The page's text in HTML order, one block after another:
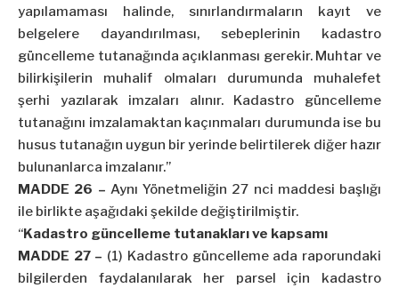
yapılamaması halinde, sınırlandırmaların kayıt ve
belgelere dayandırılması, sebeplerinin kadastro
güncelleme tutanağında açıklanması gerekir. Muhtar ve
bilirkişilerin muhalif olmaları durumunda muhalefet
şerhi yazılarak imzaları alınır. Kadastro güncelleme
tutanağını imzalamaktan kaçınmaları durumunda ise bu
husus tutanağın uygun bir yerinde belirtilerek diğer hazır
bulunanlarca imzalanır.”
MADDE 26 – Aynı Yönetmeliğin 27 nci maddesi başlığı
ile birlikte aşağıdaki şekilde değiştirilmiştir.
“Kadastro güncelleme tutanakları ve kapsamı
MADDE 27 – (1) Kadastro güncelleme ada raporundaki
bilgilerden faydalanılarak her parsel için kadastro